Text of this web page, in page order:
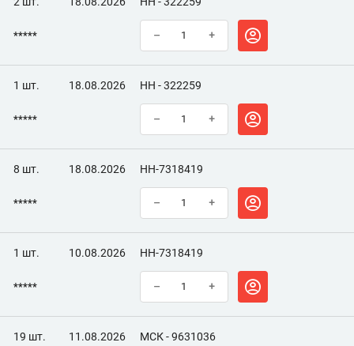
***** – +
1 шт. 18.08.2026 НН - 322259
***** – +
8 шт. 18.08.2026 НН-7318419
***** – +
1 шт. 10.08.2026 НН-7318419
***** – +
19 шт. 11.08.2026 МСК - 9631036